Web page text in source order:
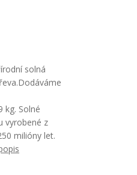
solná
kg. Solné
vyrobené z
milióny let.